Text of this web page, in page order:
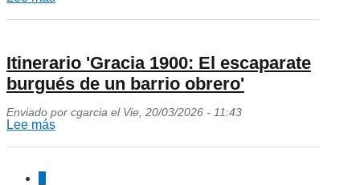
Visita
'Arquitectura
y
natura
al
Itinerario 'Gracia 1900: El escaparate
burgués de un barrio obrero'
Enviado por cgarcia el Vie, 20/03/2026 - 11:43
Lee más
Itinerario